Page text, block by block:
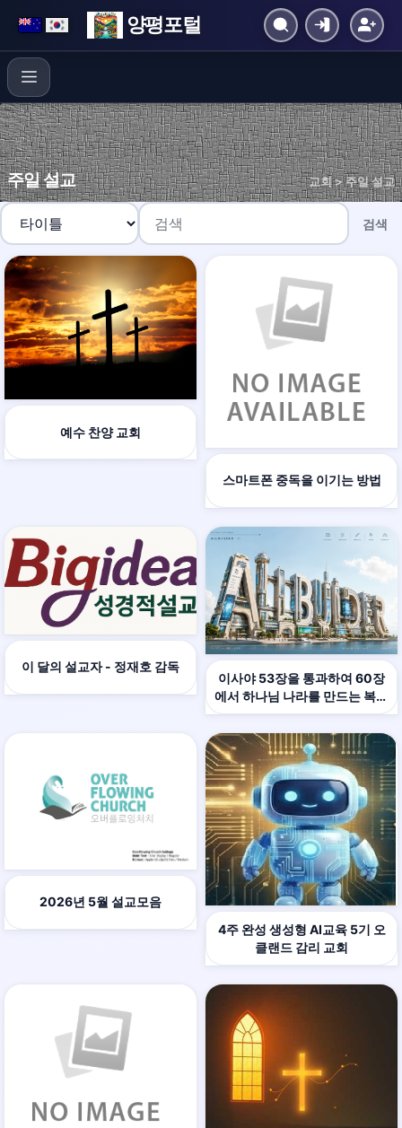
양평포털
주일 설교 교회 > 주일 설교
검색
예수 찬양 교회
스마트폰 중독을 이기는 방법
이 달의 설교자 - 정재호 감독
이사야 53장을 통과하여 60장
에서 하나님 나라를 만드는 복음
방정식 0+1=1 멀티모달
2026년 5월 설교모음
4주 완성 생성형 AI교육 5기 오
클랜드 감리 교회